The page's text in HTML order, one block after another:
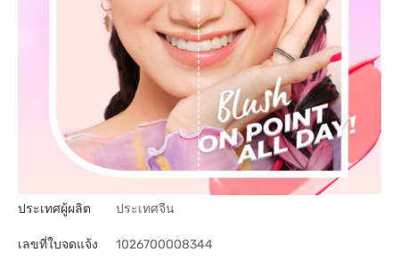
ประเทศผู้ผลิต ประเทศจีน
เลขที่ใบจดแจ้ง 1026700008344